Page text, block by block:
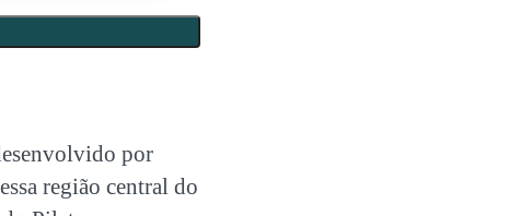
por
região central do